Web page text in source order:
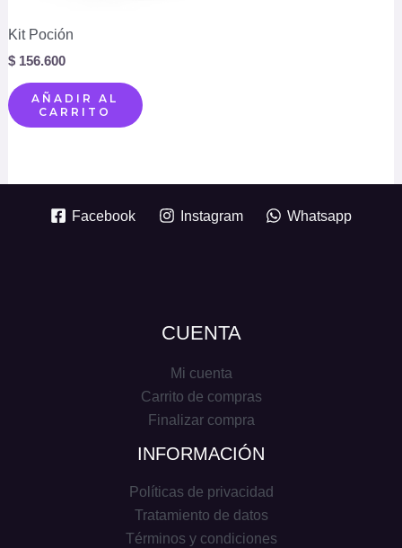
Kit Poción
$156.600
AÑADIR AL
CARRITO
Facebook Instagram Whatsapp
CUENTA
Mi cuenta
Carrito de compras
Finalizar compra
INFORMACIÓN
Políticas de privacidad
Tratamiento de datos
Términos y condiciones